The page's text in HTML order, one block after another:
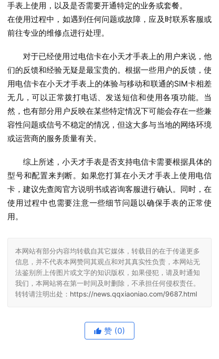
手表上使用，以及是否需要开通特定的业务或套餐。
在使用过程中，如遇到任何问题或故障，应及时联系客服或
前往专业的维修点进行处理。
对于已经使用过电信卡在小天才手表上的用户来说，他
们的反馈和经验无疑是最宝贵的。根据一些用户的反馈，使
用电信卡在小天才手表上的体验与移动和联通的SIM卡相差
无几，可以正常拨打电话、发送短信和使用各项功能。当
然，也有部分用户反映在某些特定情况下可能会存在一些兼
容性问题或信号不稳定的情况，但这大多与当地的网络环境
或运营商的服务质量有关。
综上所述，小天才手表是否支持电信卡需要根据具体的
型号和配置来判断。如果您打算在小天才手表上使用电信
卡，建议先查阅官方说明书或咨询客服进行确认。同时，在
使用过程中也需要注意一些细节问题以确保手表的正常使
用。
本网站有部分内容均转载自其它媒体，转载目的在于传递更多
信息，并不代表本网赞同其观点和对其真实性负责，本网站无
法鉴别所上传图片或文字的知识版权，如果侵犯，请及时通知
我们，本网站将在第一时间及时删除，不承担任何侵权责任。
转转请注明出处： https://news.qqxiaoniao.com/9687.html
赞 (0)